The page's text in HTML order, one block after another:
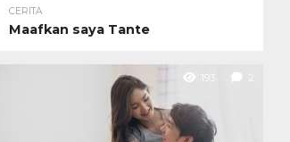
CERITA
Maafkan saya Tante
193 2